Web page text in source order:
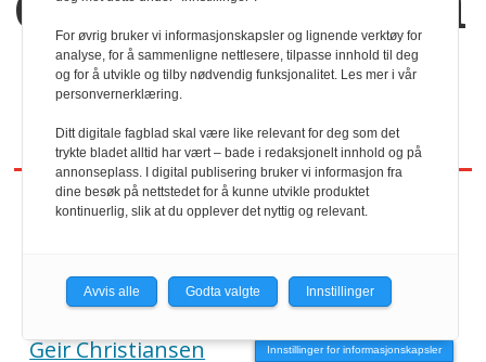
HRmagasinet/hrmagasinet.no
Geir Christiansen
Innstillinger for informasjonskapsler
For øvrig bruker vi informasjonskapsler og lignende verktøy for
analyse, for å sammenligne nettlesere, tilpasse innhold til deg
og for å utvikle og tilby nødvendig funksjonalitet. Les mer i vår
personvernerklæring.
Ditt digitale fagblad skal være like relevant for deg som det
trykte bladet alltid har vært – bade i redaksjonelt innhold og på
annonseplass. I digital publisering bruker vi informasjon fra
dine besøk på nettstedet for å kunne utvikle produktet
kontinuerlig, slik at du opplever det nyttig og relevant.
Avvis alle Godta valgte Innstillinger